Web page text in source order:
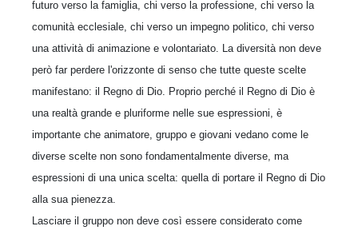
futuro verso la famiglia, chi verso la professione, chi verso la
comunità ecclesiale, chi verso un impegno politico, chi verso
una attività di animazione e volontariato. La diversità non deve
però far perdere l'orizzonte di senso che tutte queste scelte
manifestano: il Regno di Dio. Proprio perché il Regno di Dio è
una realtà grande e pluriforme nelle sue espressioni, è
importante che animatore, gruppo e giovani vedano come le
diverse scelte non sono fondamentalmente diverse, ma
espressioni di una unica scelta: quella di portare il Regno di Dio
alla sua pienezza.
Lasciare il gruppo non deve così essere considerato come